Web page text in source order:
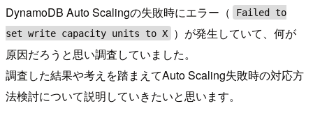
DynamoDB Auto Scalingの失敗時にエラー（
Failed to
set write capacity units to X
）が発生していて、何が
原因だろうと思い調査していました。
調査した結果や考えを踏まえてAuto Scaling失敗時の対応方
法検討について説明していきたいと思います。